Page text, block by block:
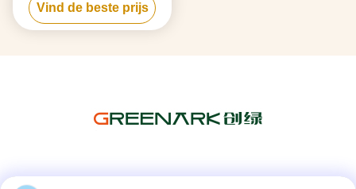
Voor barbecue
Vind de beste prijs